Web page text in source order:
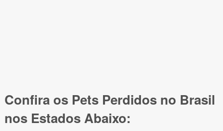
Confira os Pets Perdidos no Brasil
nos Estados Abaixo: